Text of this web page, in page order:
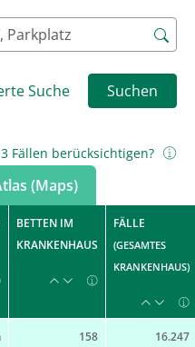
Suche Suchen
(Maps)
Fällen berücksichtigen?
BETTEN IM
KRANKENHAUS
FÄLLE
(GESAMTES
KRANKENHAUS)
158 16.247